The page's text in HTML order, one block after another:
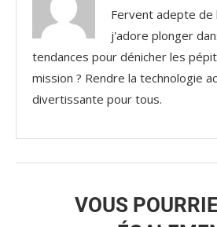
Fervent adepte de
j'adore plonger
tendances pour dénicher les
mission ? Rendre la technologie
divertissante pour tous.
VOUS